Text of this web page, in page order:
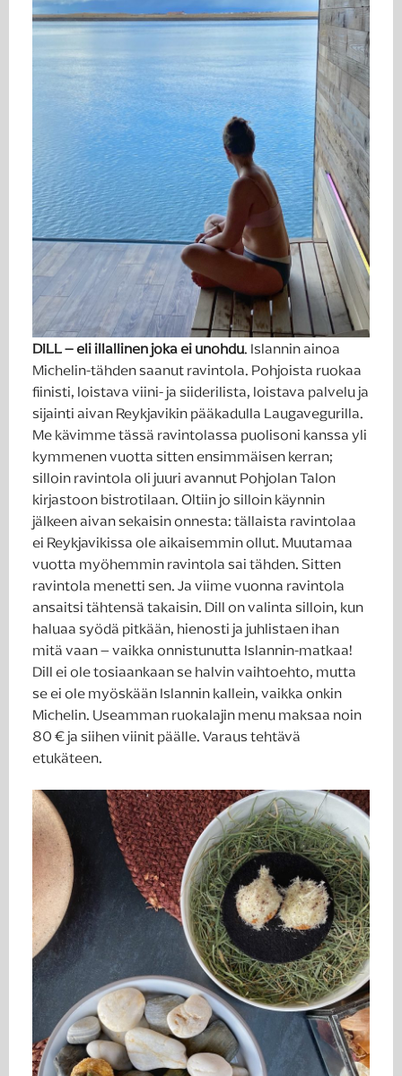
DILL – eli illallinen joka ei unohdu. Islannin ainoa
Michelin-tähden saanut ravintola. Pohjoista ruokaa
fiinisti, loistava viini- ja siiderilista, loistava palvelu ja
sijainti aivan Reykjavikin pääkadulla Laugavegurilla.
Me kävimme tässä ravintolassa puolisoni kanssa yli
kymmenen vuotta sitten ensimmäisen kerran;
silloin ravintola oli juuri avannut Pohjolan Talon
kirjastoon bistrotilaan. Oltiin jo silloin käynnin
jälkeen aivan sekaisin onnesta: tällaista ravintolaa
ei Reykjavikissa ole aikaisemmin ollut. Muutamaa
vuotta myöhemmin ravintola sai tähden. Sitten
ravintola menetti sen. Ja viime vuonna ravintola
ansaitsi tähtensä takaisin. Dill on valinta silloin, kun
haluaa syödä pitkään, hienosti ja juhlistaen ihan
mitä vaan – vaikka onnistunutta Islannin-matkaa!
Dill ei ole tosiaankaan se halvin vaihtoehto, mutta
se ei ole myöskään Islannin kallein, vaikka onkin
Michelin. Useamman ruokalajin menu maksaa noin
80 € ja siihen viinit päälle. Varaus tehtävä
etukäteen.